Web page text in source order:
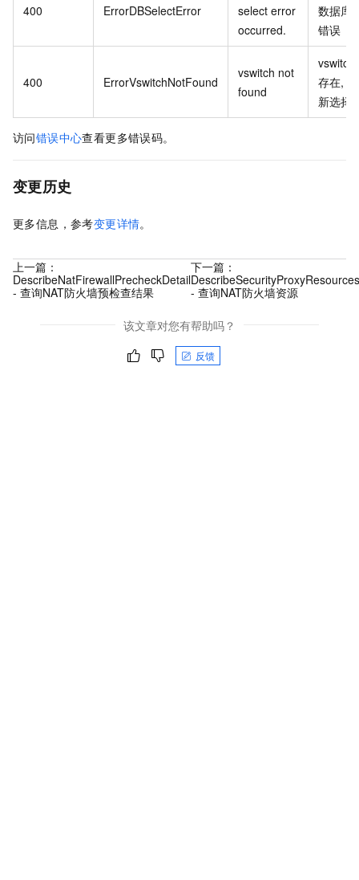
400 ErrorDBSelectError
select error
occurred.
数据库
错误
400 ErrorVswitchNotFound
vswitch not
found
vswitch
存在,
新选择
访问错误中心查看更多错误码。
变更历史
更多信息，参考变更详情。
上一篇：
DescribeNatFirewallPrecheckDetail
- 查询NAT防火墙预检查结果
下一篇：
DescribeSecurityProxyResources
- 查询NAT防火墙资源
该文章对您有帮助吗？
反馈